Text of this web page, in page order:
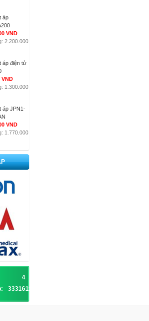
áp
VND
2.200.000
áp điện tử
VND
1.300.000
áp JPN1-
VND
1.770.000
4
3331611